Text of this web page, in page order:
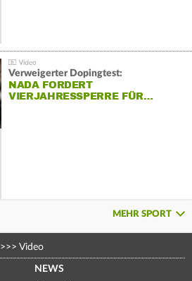
Verweigerter Dopingtest:
NADA FORDERT
VIERJAHRESSPERRE FÜR…
MEHR SPORT
>>> Video
NEWS